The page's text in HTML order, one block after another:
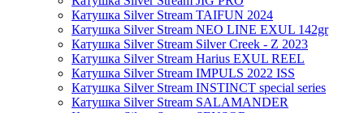
Катушка Silver Stream TAIFUN 2024
Катушка Silver Stream NEO LINE EXUL 142gr
Катушка Silver Stream Silver Creek - Z 2023
Катушка Silver Stream Harius EXUL REEL
Катушка Silver Stream IMPULS 2022 ISS
Катушка Silver Stream INSTINCT special series
Катушка Silver Stream SALAMANDER